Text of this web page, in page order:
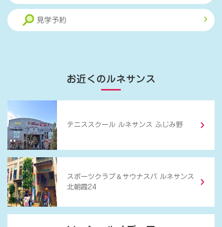
見学予約
お近くのルネサンス
テニススクール ルネサンス ふじみ野
スポーツクラブ ＆ サウナスパ ルネサンス
北朝霞24